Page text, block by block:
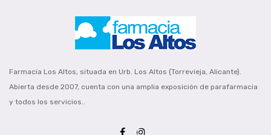
Farmacia Los Altos, situada en Urb. Los Altos (Torrevieja, Alicante).
Abierta desde 2007, cuenta con una amplia exposición de parafarmacia
y todos los servicios..